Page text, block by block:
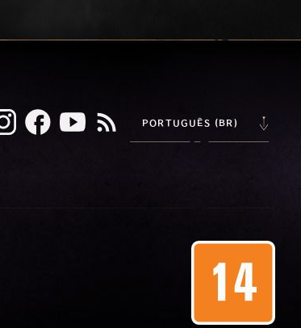
PORTUGUÊS (BR)